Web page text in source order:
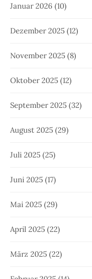
Januar 2026 (10)
Dezember 2025 (12)
November 2025 (8)
Oktober 2025 (12)
September 2025 (32)
August 2025 (29)
Juli 2025 (25)
Juni 2025 (17)
Mai 2025 (29)
April 2025 (22)
März 2025 (22)